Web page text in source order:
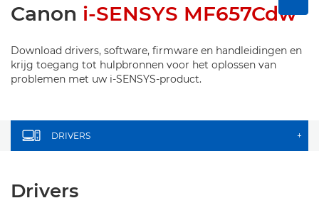
Canon i-SENSYS MF657Cdw
Download drivers, software, firmware en handleidingen en
krijg toegang tot hulpbronnen voor het oplossen van
problemen met uw i-SENSYS-product.
DRIVERS +
Drivers